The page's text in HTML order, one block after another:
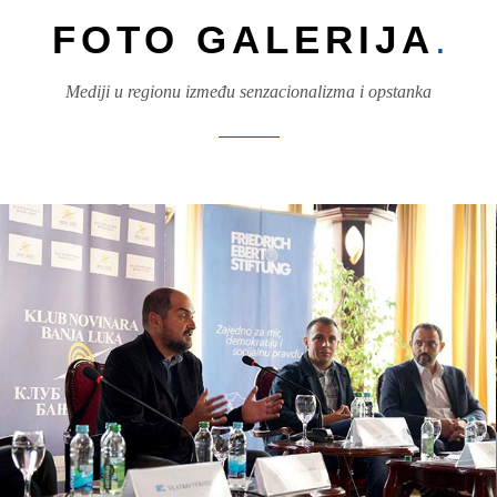
OTVORI PUBLIKACIJU
FOTO GALERIJA .
Mediji u regionu između senzacionalizma i opstanka